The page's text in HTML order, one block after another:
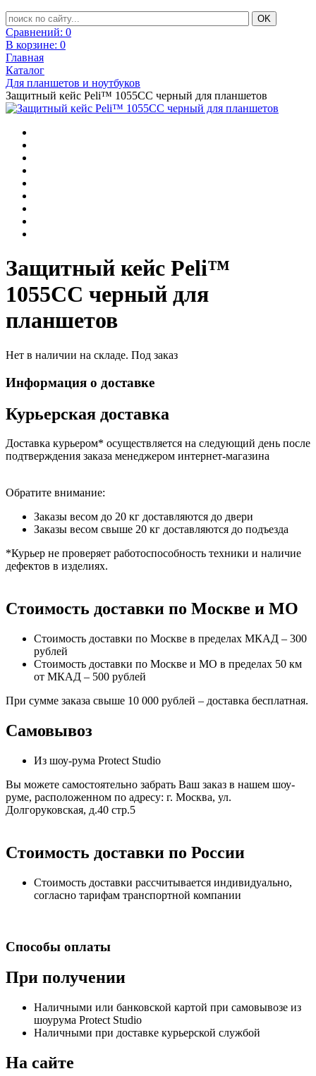
Сравнений: 0
В корзине: 0
Главная
Каталог
Для планшетов и ноутбуков
Защитный кейс Peli™ 1055CC черный для планшетов
Защитный кейс Peli™
1055CC черный для
планшетов
Нет в наличии на складе. Под заказ
Информация о доставке
Курьерская доставка
Доставка курьером* осуществляется на следующий день после
подтверждения заказа менеджером интернет-магазина
Обратите внимание:
Заказы весом до 20 кг доставляются до двери
Заказы весом свыше 20 кг доставляются до подъезда
*Курьер не проверяет работоспособность техники и наличие
дефектов в изделиях.
Стоимость доставки по Москве и МО
Стоимость доставки по Москве в пределах МКАД – 300
рублей
Стоимость доставки по Москве и МО в пределах 50 км
от МКАД – 500 рублей
При сумме заказа свыше 10 000 рублей – доставка бесплатная.
Самовывоз
Из шоу-рума Protect Studio
Вы можете самостоятельно забрать Ваш заказ в нашем шоу-
руме, расположенном по адресу: г. Москва, ул.
Долгоруковская, д.40 стр.5
Стоимость доставки по России
Стоимость доставки рассчитывается индивидуально,
согласно тарифам транспортной компании
Способы оплаты
При получении
Наличными или банковской картой при самовывозе из
шоурума Protect Studio
Наличными при доставке курьерской службой
На сайте